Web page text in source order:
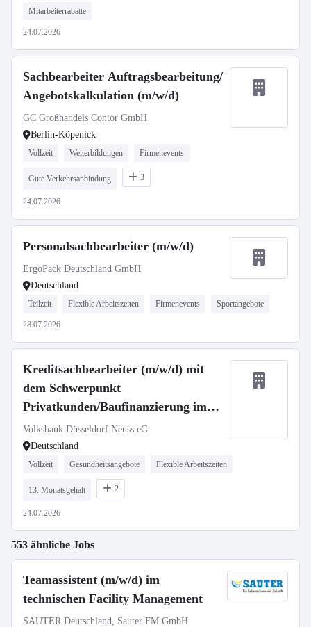
Mitarbeiterrabatte
24.07.2026
Sachbearbeiter Auftragsbearbeitung/
Angebotskalkulation (m/w/d)
GC Großhandels Contor GmbH
Berlin-Köpenick
Vollzeit Weiterbildungen Firmenevents
Gute Verkehrsanbindung 3
24.07.2026
Personalsachbearbeiter (m/w/d)
ErgoPack Deutschland GmbH
Deutschland
Teilzeit Flexible Arbeitszeiten Firmenevents Sportangebote
28.07.2026
Kreditsachbearbeiter (m/w/d) mit
dem Schwerpunkt
Privatkunden/Baufinanzierung im
Bestandsgeschäft
Volksbank Düsseldorf Neuss eG
Deutschland
Vollzeit Gesundheitsangebote Flexible Arbeitszeiten
13. Monatsgehalt 2
24.07.2026
553 ähnliche Jobs
Teamassistent (m/w/d) im
technischen Facility Management
SAUTER Deutschland, Sauter FM GmbH